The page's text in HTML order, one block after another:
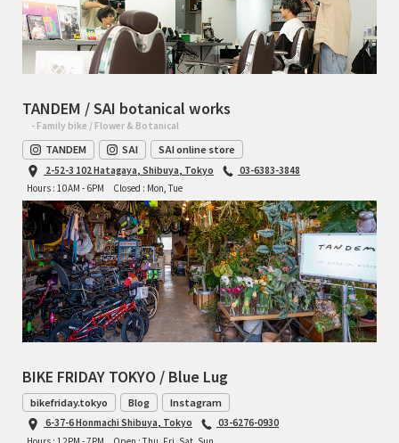
TANDEM / SAI botanical works
- Family bike / Flower & Botanical
TANDEM SAI SAI online store
2-52-3 102 Hatagaya, Shibuya, Tokyo
03-6383-3848
Hours : 10AM - 6PM
Closed : Mon, Tue
BIKE FRIDAY TOKYO / Blue Lug
bikefriday.tokyo Blog Instagram
6-37-6 Honmachi Shibuya, Tokyo
03-6276-0930